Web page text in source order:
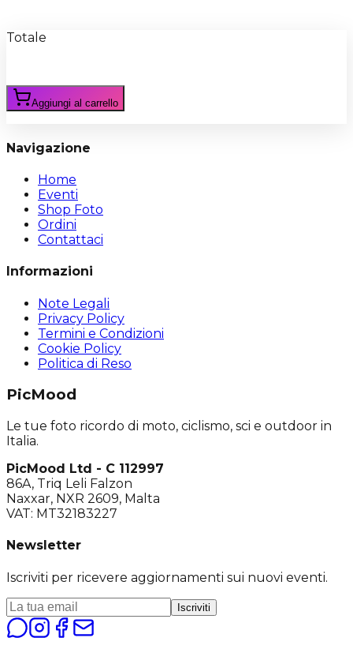
Totale
Aggiungi al carrello
Navigazione
Home
Eventi
Shop Foto
Ordini
Contattaci
Informazioni
Note Legali
Privacy Policy
Termini e Condizioni
Cookie Policy
Politica di Reso
PicMood
Le tue foto ricordo di moto, ciclismo, sci e outdoor in
Italia.
PicMood Ltd - C 112997
86A, Triq Leli Falzon
Naxxar, NXR 2609, Malta
VAT: MT32183227
Newsletter
Iscriviti per ricevere aggiornamenti sui nuovi eventi.
Iscriviti